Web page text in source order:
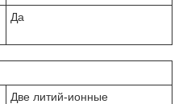
Да
Две литий-ионные